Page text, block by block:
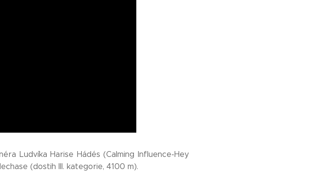
Ludvíka Harise Hádés (Calming Influence-Hey
(dostih III. kategorie, 4100 m).